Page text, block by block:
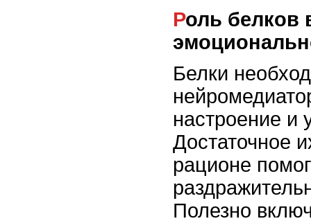
Роль белков в поддержании
Белки
настроение и
Достаточное
рационе
Полезно